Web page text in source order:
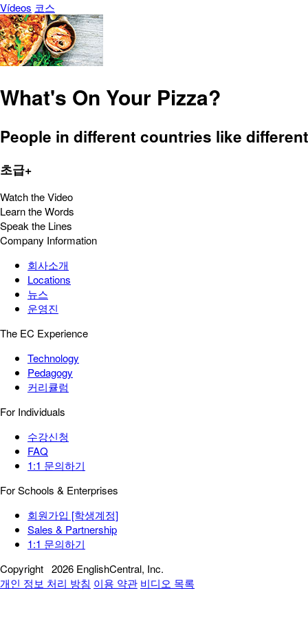
Vídeos 코스
What's On Your Pizza?
People in different countries like
초급+
Watch the Video
Learn the Words
Speak the Lines
Company Information
회사소개
Locations
뉴스
운영진
The EC Experience
Technology
Pedagogy
커리큘럼
For Individuals
수강신청
FAQ
1:1 문의하기
For Schools & Enterprises
회원가입 [학생계정]
Sales & Partnership
1:1 문의하기
Copyright 2026 EnglishCentral, Inc.
개인 정보 처리 방침 이용 약관 비디오 목록